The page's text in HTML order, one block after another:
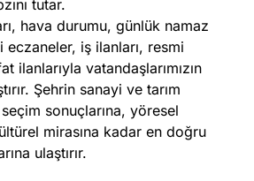
tutar.
hava durumu, günlük namaz
iş ilanları, resmi
ilanlarıyla vatandaşlarımızın
Şehrin sanayi ve tarım
sonuçlarına, yöresel
mirasına kadar en doğru
ulaştırır.